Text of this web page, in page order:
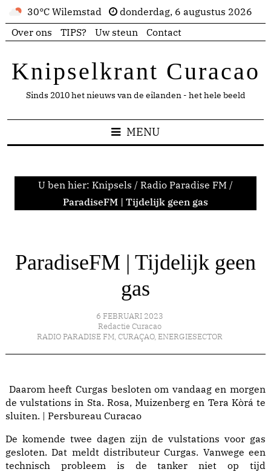
30°C Wilemstad
donderdag, 6 augustus 2026
Over ons
TIPS? Uw steun Contact
Knipselkrant Curacao
Sinds 2010 het nieuws van de eilanden - het hele beeld
MENU
U ben hier: Knipsels / Radio Paradise FM /
ParadiseFM | Tijdelijk geen gas
ParadiseFM | Tijdelijk geen
gas
6 FEBRUARI 2023
Redactie Curacao
RADIO PARADISE FM, CURAÇAO, ENERGIESECTOR
Daarom heeft Curgas besloten om vandaag en morgen
de vulstations in Sta. Rosa, Muizenberg en Tera Kòrá te
sluiten. | Persbureau Curacao
De komende twee dagen zijn de vulstations voor gas
gesloten. Dat meldt distributeur Curgas. Vanwege een
technisch probleem is de tanker niet op tijd